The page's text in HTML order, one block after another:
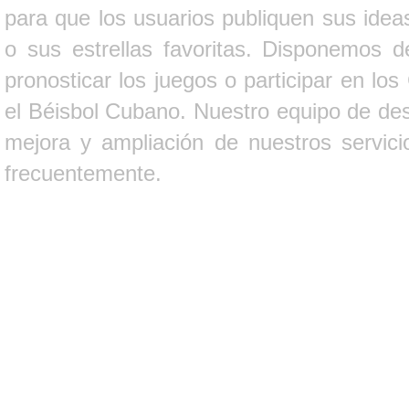
para que los usuarios publiquen sus
o sus estrellas favoritas. Disponemos
pronosticar los juegos o participar en
el Béisbol Cubano. Nuestro equipo de
mejora y ampliación de nuestros
frecuentemente.